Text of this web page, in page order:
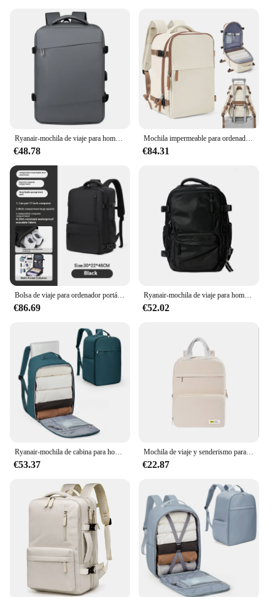
€48.78
Mochila impermeable para ordenador portátil, bolsa de viaje de negocios, bolsa de avión, Ryanair, 40x20x25 Easyjet, 45x36x20
€84.31
€86.69
Ryanair-mochila de viaje para hombre y mujer, morral grande de 40x20x25 para ordenador portátil y de negocios
€52.02
€53.37
Mochila de viaje y senderismo para hombre y mujer, bolsa Weekender ligera y empaquetable, aprobada por avión
€22.87